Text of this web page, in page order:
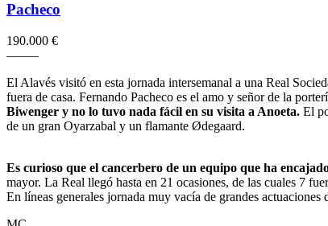
Pacheco
190.000 €
–––––
El Alavés visitó en esta jornada intersemanal a una Real
fuera de casa. Fernando Pacheco es el amo y señor de la
Biwenger y no lo tuvo nada fácil en su visita a Anoeta. El
de un gran Oyarzabal y un flamante Ødegaard.
Es curioso que el cancerbero de un equipo que ha
mayor. La Real llegó hasta en 21 ocasiones, de las cuales 7
En líneas generales jornada muy vacía de grandes